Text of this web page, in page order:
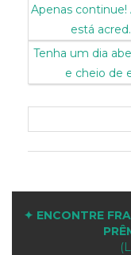
Apenas
está
Tenha um dia
e cheio de
✦ ENCONTRE